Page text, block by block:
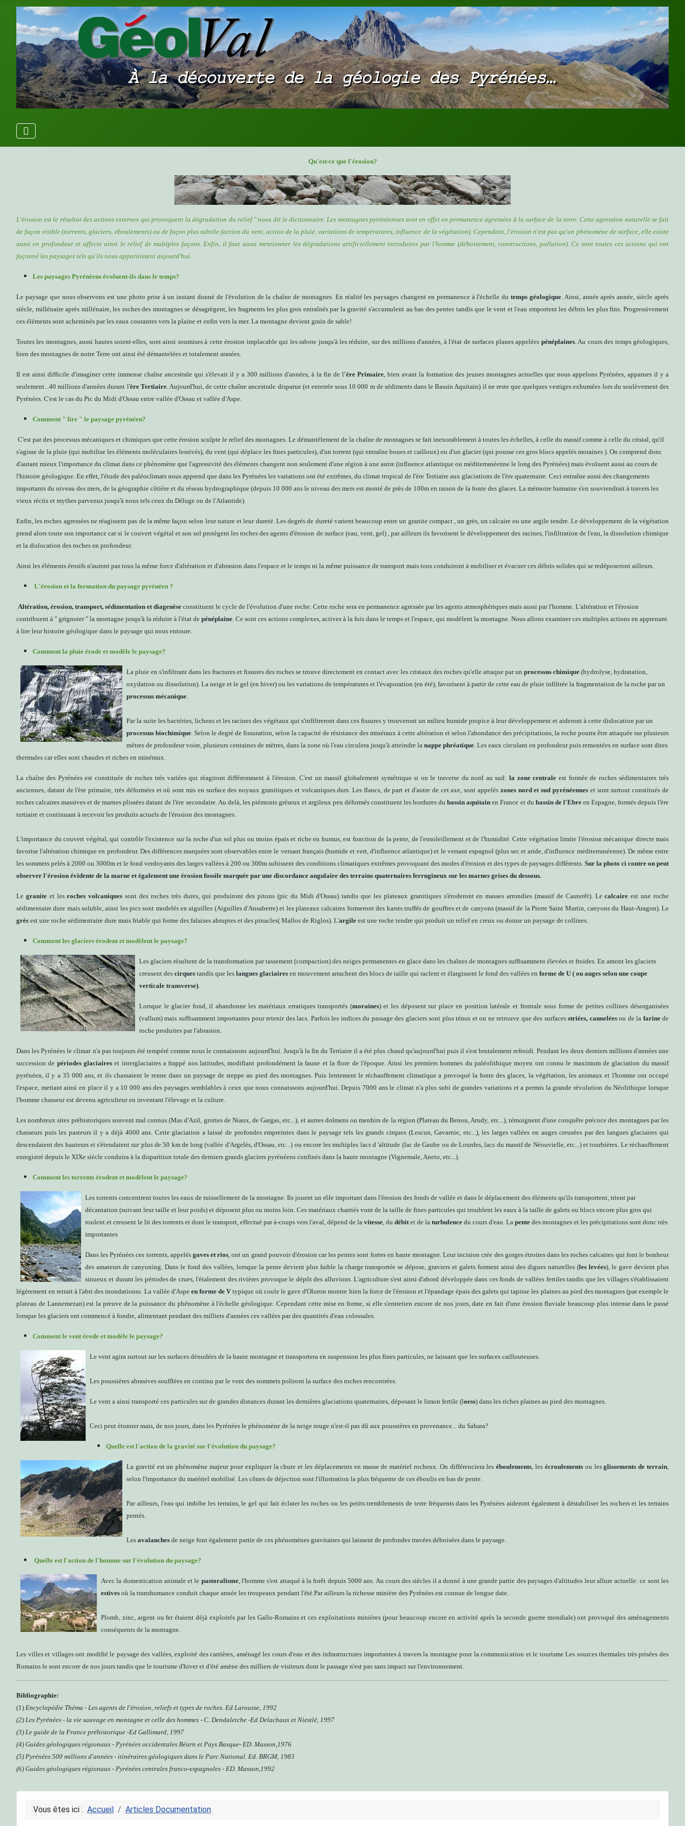
Qu'est-ce que l'érosion?
L'érosion est le résultat des actions externes qui provoquent la dégradation du relief " nous dit le dictionnaire. Les montagnes pyrénéennes sont en effet en permanence agressées à la surface de la terre. Cette agression naturelle se fait
de façon visible (torrents, glaciers, éboulements) ou de façon plus subtile (action du vent, action de la pluie, variations de températures, influence de la végétation). Cependant, l'érosion n'est pas qu'un phénomène de surface, elle existe
aussi en profondeur et affecte ainsi le relief de multiples façons. Enfin, il faut aussi mentionner les dégradations artificiellement introduites par l'homme (déboisement, constructions, pollution). Ce sont toutes ces actions qui ont
façonné les paysages tels qu'ils nous apparaissent aujourd'hui.
Les paysages Pyrénéens évoluent-ils dans le temps?
Le paysage que nous observons est une photo prise à un instant donné de l'évolution de la chaîne de montagnes. En réalité les paysages changent en permanence à l'échelle dutemps géologique. Ainsi, année après année, siècle après
siècle, millénaire après millénaire, les roches des montagnes se désagrègent, les fragments les plus gros entraînés par la gravité s'accumulent au bas des pentes tandis que le vent et l'eau emportent les débris les plus fins. Progressivement
ces éléments sont acheminés par les eaux courantes vers la plaine et enfin vers la mer. La montagne devient grain de sable!
Toutes les montagnes, aussi hautes soient-elles, sont ainsi soumises à cette érosion implacable qui les rabote jusqu'à les réduire, sur des millions d'années, à l'état de surfaces planes appelées pénéplaines. Au cours des temps géologiques,
bien des montagnes de notre Terre ont ainsi été démantelées et totalement arasées.
Il est ainsi difficile d'imaginer cette immense chaîne ancestrale qui s'élevait il y a 300 millions d'années, à la fin de l'ère Primaire, bien avant la formation des jeunes montagnes actuelles que nous appelons Pyrénées, apparues il y a
seulement...40 millions d'années durant l'ère Tertiaire. Aujourd'hui, de cette chaîne ancestrale disparue (et enterrée sous 10 000 m de sédiments dans le Bassin Aquitain) il ne reste que quelques vestiges exhumées lors du soulèvement des
Pyrénées. C'est le cas du Pic du Midi d'Ossau entre vallée d'Ossau et vallée d'Aspe.
Comment " lire " le paysage pyrénéen?
C'est par des processus mécaniques et chimiques que cette érosion sculpte le relief des montagnes. Le démantèlement de la chaîne de montagnes se fait inexorablement à toutes les échelles, à celle du massif comme à celle du cristal, qu'il
s'agisse de la pluie (qui mobilise les éléments moléculaires lessivés), du vent (qui déplace les fines particules), d'un torrent (qui entraîne boues et cailloux) ou d'un glacier (qui pousse ces gros blocs appelés moraines ). On comprend donc
d'autant mieux l'importance du climat dans ce phénomène que l'agressivité des éléments changent non seulement d'une région à une autre (influence atlantique ou méditerranéenne le long des Pyrénées) mais évoluent aussi au cours de
l'histoire géologique. En effet, l'étude des paléoclimats nous apprend que dans les Pyrénées les variations ont été extrêmes, du climat tropical de l'ère Tertiaire aux glaciations de l'ère quaternaire. Ceci entraîne aussi des changements
importants du niveau des mers, de la géographie côtière et du réseau hydrographique (depuis 10 000 ans le niveau des mers est monté de près de 100m en raison de la fonte des glaces. La mémoire humaine s'en souviendrait à travers les
vieux récits et mythes parvenus jusqu'à nous tels ceux du Déluge ou de l'Atlantide).
Enfin, les roches agressées ne réagissent pas de la même façon selon leur nature et leur dureté. Les degrés de dureté varient beaucoup entre un granite compact , un grès, un calcaire ou une argile tendre. Le développement de la végétation
prend alors toute son importance car si le couvert végétal et son sol protègent les roches des agents d'érosion de surface (eau, vent, gel) , par ailleurs ils favorisent le développement des racines, l'infiltration de l'eau, la dissolution chimique
et la dislocation des roches en profondeur.
Ainsi les éléments érosifs n'auront pas tous la même force d'altération et d'abrasion dans l'espace et le temps ni la même puissance de transport mais tous conduiront à mobiliser et évacuer ces débris solides qui se redéposeront ailleurs.
L'érosion et la formation du paysage pyrénéen ?
Altération, érosion, transport, sédimentation et diagenèse constituent le cycle de l'évolution d'une roche. Cette roche sera en permanence agressée par les agents atmosphériques mais aussi par l'homme. L'altération et l'érosion
contribuent à " grignoter " la montagne jusqu'à la réduire à l'état de pénéplaine. Ce sont ces actions complexes, actives à la fois dans le temps et l'espace, qui modèlent la montagne. Nous allons examiner ces multiples actions en apprenant
à lire leur histoire géologique dans le paysage qui nous entoure.
Comment la pluie érode et modèle le paysage?
La pluie en s'infiltrant dans les fractures et fissures des roches se trouve directement en contact avec les cristaux des roches qu'elle attaque par un processus chimique (hydrolyse, hydratation,
oxydation ou dissolution). La neige et le gel (en hiver) ou les variations de températures et l'évaporation (en été), favorisent à partir de cette eau de pluie infiltrée la fragmentation de la roche par un
processus mécanique.
Par la suite les bactéries, lichens et les racines des végétaux qui s'infiltreront dans ces fissures y trouveront un milieu humide propice à leur développement et aideront à cette dislocation par un
processus biochimique. Selon le degré de fissuration, selon la capacité de résistance des minéraux à cette altération et selon l'abondance des précipitations, la roche pourra être attaquée sur plusieurs
mètres de profondeur voire, plusieurs centaines de mètres, dans la zone où l'eau circulera jusqu'à atteindre la nappe phréatique. Les eaux circulant en profondeur puis remontées en surface sont dites
thermales car elles sont chaudes et riches en minéraux.
La chaîne des Pyrénées est constituée de roches très variées qui réagiront différemment à l'érosion. C'est un massif globalement symétrique si on le traverse du nord au sud:la zone centrale est formée de roches sédimentaires très
anciennes, datant de l'ère primaire, très déformées et où sont mis en surface des noyaux granitiques et volcaniques durs. Les flancs, de part et d'autre de cet axe, sont appelés zones nord et sud pyrénéennes et sont surtout constitués de
roches calcaires massives et de marnes plissées datant de l'ère secondaire. Au delà, les piémonts gréseux et argileux peu déformés constituent les bordures du bassin aquitain en France et du bassin de l'Ebreen Espagne, formés depuis l'ère
tertiaire et continuant à recevoir les produits actuels de l'érosion des montagnes.
L'importance du couvert végétal, qui contrôle l'existence sur la roche d'un sol plus ou moins épais et riche en humus, est fonction de la pente, de l'ensoleillement et de l'humidité. Cette végétation limite l'érosion mécanique directe mais
favorise l'altération chimique en profondeur. Des différences marquées sont observables entre le versant français (humide et vert, d'influence atlantique) et le versant espagnol (plus sec et aride, d'influence méditerranéenne). De même entre
les sommets pelés à 2000 ou 3000m et le fond verdoyants des larges vallées à 200 ou 300m subissent des conditions climatiques extrêmes provoquant des modes d'érosion et des types de paysages différents. Sur la photo ci contre on peut
observer l'érosion évidente de la marne et également une érosion fossile marquée par une discordance angulaire des terrains quaternaires ferrugineux sur les marnes grises du dessous.
Le graniteet lesroches volcaniques sont des roches très dures, qui produiront des pitons (pic du Midi d'Ossau) tandis que les plateaux granitiques s'éroderont en masses arrondies (massif de Cauterêt). Lecalcaire est une roche
sédimentaire dure mais soluble, ainsi les pics sont modelés en aiguilles (Aiguilles d'Ansaberre) et les plateaux calcaires formeront des karsts truffés de gouffres et de canyons (massif de la Pierre Saint Martin, canyons du Haut-Aragon). Le
grès est une roche sédimentaire dure mais friable qui forme des falaises abruptes et des pinacles( Mallos de Riglos). L'argile est une roche tendre qui produit un relief en creux ou donne un paysage de collines.
Comment les glaciers érodent et modèlent le paysage?
Les glaciers résultent de la transformation par tassement (compaction) des neiges permanentes en glace dans les chaînes de montagnes suffisamment élevées et froides. En amont les glaciers
creusent des cirques tandis que les langues glaciaires en mouvement arrachent des blocs de taille qui raclent et élargissent le fond des vallées en forme de U ( ou auges selon une coupe
verticale transverse).
Lorsque le glacier fond, il abandonne les matériaux erratiques transportés (moraines) et les déposent sur place en position latérale et frontale sous forme de petites collines désorganisées
(vallum) mais suffisamment importantes pour retenir des lacs. Parfois les indices du passage des glaciers sont plus ténus et on ne retrouve que des surfacesstriées, canneléesou de la farinede
roche produites par l'abrasion.
Dans les Pyrénées le climat n'a pas toujours été tempéré comme nous le connaissons aujourd'hui. Jusqu'à la fin du Tertiaire il a été plus chaud qu'aujourd'hui puis il s'est brutalement refroidi. Pendant les deux derniers millions d'années une
succession de périodes glaciaires et interglaciaires a frappé nos latitudes, modifiant profondément la faune et la flore de l'époque. Ainsi les premiers hommes du paléolithique moyen ont connu le maximum de glaciation du massif
pyrénéen, il y a 35 000 ans, et ils chassaient le renne dans un paysage de steppe au pied des montagnes. Puis lentement le réchauffement climatique a provoqué la fonte des glaces, la végétation, les animaux et l'homme ont occupé
l'espace, mettant ainsi en place il y a 10 000 ans des paysages semblables à ceux que nous connaissons aujourd'hui. Depuis 7000 ans le climat n'a plus subi de grandes variations et a permis la grande révolution du Néolithique lorsque
l'homme chasseur est devenu agriculteur en inventant l'élevage et la culture.
Les nombreux sites préhistoriques souvent mal connus (Mas d'Azil, grottes de Niaux, de Gargas, etc...), et autres dolmens ou menhirs de la région (Plateau du Benou, Arudy, etc...), témoignent d'une conquête précoce des montagnes par les
chasseurs puis les pasteurs il y a déjà 4000 ans. Cette glaciation a laissé de profondes empreintes dans le paysage tels les grands cirques (Lescun, Gavarnie, etc...), les larges vallées en auges creusées par des langues glaciaires qui
descendaient des hauteurs et s'étendaient sur plus de 50 km de long (vallée d'Argelès, d'Ossau, etc...) ou encore les multiples lacs d 'altitude (lac de Gaube ou de Lourdes, lacs du massif de Néouvielle, etc...) et tourbières. Le réchauffement
enregistré depuis le XIXe siècle conduira à la disparition totale des derniers grands glaciers pyrénéens confinés dans la haute montagne (Vignemale, Aneto, etc...).
Comment les torrents érodent et modèlent le paysage?
Les torrents concentrent toutes les eaux de ruissellement de la montagne. Ils jouent un rôle important dans l'érosion des fonds de vallée et dans le déplacement des éléments qu'ils transportent, trient par
décantation (suivant leur taille et leur poids) et déposent plus ou moins loin. Ces matériaux charriés vont de la taille de fines particules qui troublent les eaux à la taille de galets ou blocs encore plus gros qui
roulent et creusent le lit des torrents et dont le transport, effectué par à-coups vers l'aval, dépend de la vitesse, du débitet de la turbulence du cours d'eau. La pente des montagnes et les précipitations sont donc très
importantes
Dans les Pyrénées ces torrents, appelés gaves et rios, ont un grand pouvoir d'érosion car les pentes sont fortes en haute montagne. Leur incision crée des gorges étroites dans les roches calcaires qui font le bonheur
des amateurs de canyoning. Dans le fond des vallées, lorsque la pente devient plus faible la charge transportée se dépose, graviers et galets forment ainsi des digues naturelles (les levées), le gave devient plus
sinueux et durant les périodes de crues, l'étalement des rivières provoque le dépôt des alluvions. L'agriculture s'est ainsi d'abord développée dans ces fonds de vallées fertiles tandis que les villages s'établissaient
légèrement en retrait à l'abri des inondationss. La vallée d'Aspe en forme de Vtypique où coule le gave d'Oloron montre bien la force de l'érosion et l'épandage épais des galets qui tapisse les plaines au pied des montagnes (par exemple le
plateau de Lannemezan) est la preuve de la puissance du phénomène à l'échelle géologique. Cependant cette mise en forme, si elle s'entretien encore de nos jours, date en fait d'une érosion fluviale beaucoup plus intense dans le passé
lorsque les glaciers ont commencé à fondre, alimentant pendant des milliers d'années ces vallées par des quantités d'eau colossales.
Comment le vent érode et modèle le paysage?
Le vent agira surtout sur les surfaces dénudées de la haute montagne et transportera en suspension les plus fines particules, ne laissant que les surfaces caillouteuses.
Les poussières abrasives soufflées en continu par le vent des sommets poliront la surface des roches rencontrées.
Le vent a ainsi transporté ces particules sur de grandes distances durant les dernières glaciations quaternaires, déposant le limon fertile (loess) dans les riches plaines au pied des montagnes.
Ceci peut étonner mais, de nos jours, dans les Pyrénées le phénomène de la neige rouge n'est-il pas dû aux poussières en provenance... du Sahara?
Quelle est l'action de la gravité sur l'évolution du paysage?
La gravité est un phénomène majeur pour expliquer la chute et les déplacements en masse de matériel rocheux. On différenciera les éboulements, les écroulementsou lesglissements de terrain,
selon l'importance du matériel mobilisé. Les cônes de déjection sont l'illustration la plus fréquente de ces éboulis en bas de pente.
Par ailleurs, l'eau qui imbibe les terrains, le gel qui fait éclater les roches ou les petits tremblements de terre fréquents dans les Pyrénées aideront également à déstabiliser les rochers et les terrains
pentés.
Les avalanches de neige font également partie de ces phénomènes gravitaires qui laissent de profondes travées déboisées dans le paysage.
Quelle est l'action de l'homme sur l'évolution du paysage?
Avec la domestication animale et le pastoralisme, l'homme s'est attaqué à la forêt depuis 5000 ans. Au cours des siècles il a donné à une grande partie des paysages d'altitudes leur allure actuelle: ce sont les
estives où la transhumance conduit chaque année les troupeaux pendant l'été.Par ailleurs la richesse minière des Pyrénées est connue de longue date.
Plomb, zinc, argent ou fer étaient déjà exploités par les Gallo-Romains et ces exploitations minières (pour beaucoup encore en activité après la seconde guerre mondiale) ont provoqué des aménagements
conséquents de la montagne.
Les villes et villages ont modifié le paysage des vallées, exploité des carrières, aménagé les cours d'eau et des infrastructures importantes à travers la montagne pour la communication et le tourisme Les sources thermales très prisées des
Romains le sont encore de nos jours tandis que le tourisme d'hiver et d'été amène des milliers de visiteurs dont le passage n'est pas sans impact sur l'environnement.
Bibliographie:
(1) Encyclopédie Théma - Les agents de l'érosion, reliefs et types de roches. Ed Larousse, 1992
(2) Les Pyrénées - la vie sauvage en montagne et celle des hommes - C. Dendaletche -Ed Delachaux et Niestlé, 1997
(3) Le guide de la France préhistorique -Ed Gallimard, 1997
(4) Guides géologiques régionaux - Pyrénées occidentales Béarn et Pays Basque- ED. Masson,1976
(5) Pyrénées 500 millions d'années - itinéraires géologiques dans le Parc National. Ed. BRGM, 1983
(6) Guides géologiques régionaux - Pyrénées centrales franco-espagnoles - ED. Masson,1992
Vous êtes ici : Accueil Articles Documentation